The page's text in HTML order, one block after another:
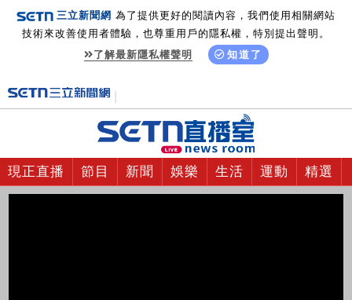
三立新聞網 為了提供更好的閱讀內容，我們使用相關網站
技術來改善使用者體驗，也尊重用戶的隱私權，特別提出聲明。
了解最新隱私權聲明
知道了
現正直播 節目 新聞 娛樂 生活 運動 精選